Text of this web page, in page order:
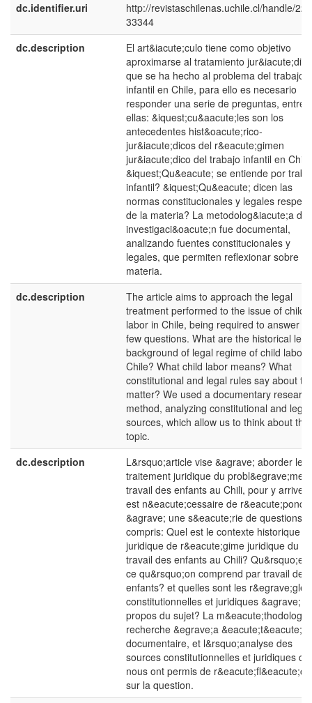
dc.identifier.uri
http://revistaschilenas.uchile.cl/handle/
33344
dc.description
El art&iacute;culo tiene como objetivo
aproximarse al tratamiento jur&iacute;dico
que se ha hecho al problema del trabajo
infantil en Chile, para ello es necesario
responder una serie de preguntas, entre
ellas: &iquest;cu&aacute;les son los
antecedentes hist&oacute;rico-
jur&iacute;dicos del r&eacute;gimen
jur&iacute;dico del trabajo infantil en
&iquest;Qu&eacute; se entiende por
infantil? &iquest;Qu&eacute; dicen las
normas constitucionales y legales
de la materia? La metodolog&iacute;a de
investigaci&oacute;n fue documental,
analizando fuentes constitucionales y
legales, que permiten reflexionar sobre la
materia.
dc.description
The article aims to approach the legal
treatment performed to the issue of child
labor in Chile, being required to answer a
few questions. What are the historical
background of legal regime of child
Chile? What child labor means? What
constitutional and legal rules say about
matter? We used a documentary research
method, analyzing constitutional and legal
sources, which allow us to think about the
topic.
dc.description
L&rsquo;article vise &agrave; aborder le
traitement juridique du probl&egrave;me
travail des enfants au Chili, pour y arriver
est n&eacute;cessaire de
&agrave; une s&eacute;rie de questions, y
compris: Quel est le contexte historique et
juridique de r&eacute;gime juridique du
travail des enfants au Chili?
ce qu&rsquo;on comprend par travail des
enfants? et quelles sont les r&egrave;gles
constitutionnelles et juridiques &agrave;
propos du sujet? La
recherche &egrave;a &eacute;t&eacute;
documentaire, et l&rsquo;analyse des
sources constitutionnelles et juridiques qui
nous ont permis de
sur la question.